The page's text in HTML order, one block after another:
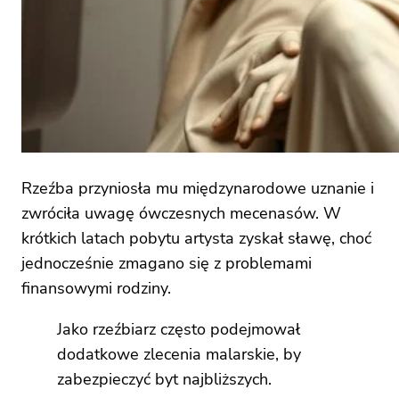
Rzeźba przyniosła mu międzynarodowe uznanie i
zwróciła uwagę ówczesnych mecenasów. W
krótkich latach pobytu artysta zyskał sławę, choć
jednocześnie zmagano się z problemami
finansowymi rodziny.
Jako rzeźbiarz często podejmował
dodatkowe zlecenia malarskie, by
zabezpieczyć byt najbliższych.